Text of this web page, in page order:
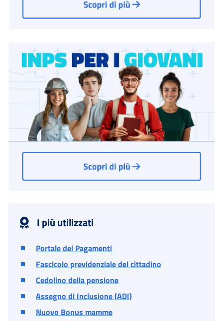
I più utilizzati
Portale dei Pagamenti
Fascicolo previdenziale del cittadino
Cedolino della pensione
Assegno di Inclusione (ADI)
Nuovo Bonus mamme